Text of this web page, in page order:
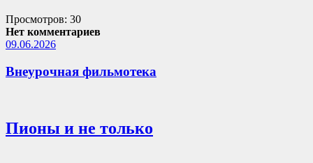
Просмотров: 30
Нет комментариев
09.06.2026
Внеурочная фильмотека
Пионы и не только